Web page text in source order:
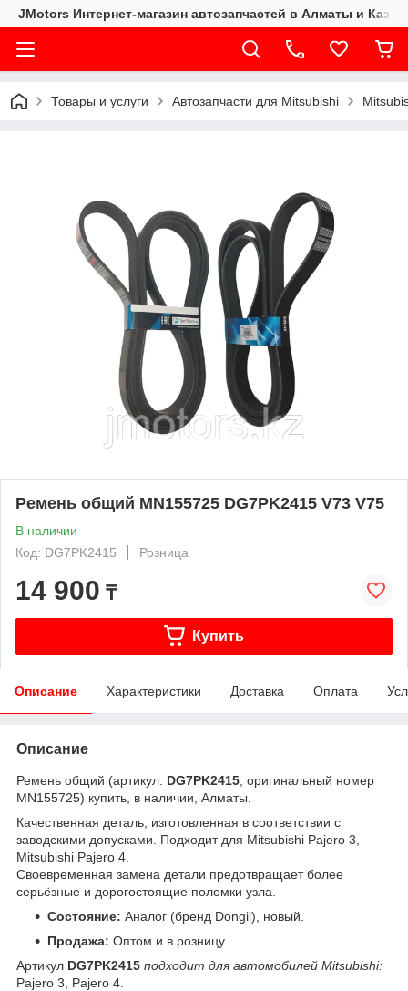
JMotors Интернет-магазин автозапчастей в Алматы и
Товары и услуги Автозапчасти для Mitsubishi
Ремень общий MN155725 DG7PK2415 V73 V75
В наличии
Код: DG7PK2415
Розница
14 900 ₸
Купить
Описание Характеристики Доставка Оплата
Описание
Ремень общий (артикул: DG7PK2415 , оригинальный номер
MN155725) купить, в наличии, Алматы.
Качественная деталь, изготовленная в соответствии с
заводскими допусками. Подходит для Mitsubishi Pajero 3,
Mitsubishi Pajero 4.
Своевременная замена детали предотвращает более
серьёзные и дорогостоящие поломки узла.
Состояние: Аналог (бренд Dongil), новый.
Продажа: Оптом и в розницу.
Артикул DG7PK2415 подходит для автомобилей Mitsubishi:
Pajero 3, Pajero 4.